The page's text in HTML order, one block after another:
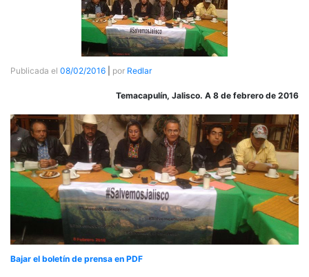
Publicada el 08/02/2016 por Redlar
Temacapulín, Jalisco. A 8 de febrero de 2016
Bajar el boletín de prensa en PDF